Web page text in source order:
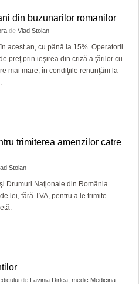
din buzunarilor romanilor
de Vlad Stoian
acest an, cu până la 15%. Operatorii
preţ prin ieşirea din criză a ţărilor cu
mai mare, în condiţiile renunţării la
trimiterea amenzilor catre
Stoian
Drumuri Naţionale din România
lei, fără TVA, pentru a le trimite
de Lavinia Dirlea, medic Medicina